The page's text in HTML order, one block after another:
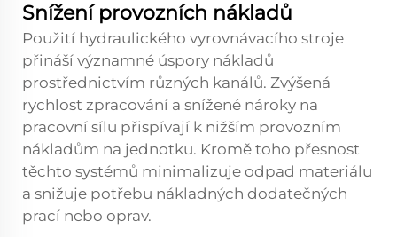
Snížení provozních nákladů
Použití hydraulického vyrovnávacího stroje
přináší významné úspory nákladů
prostřednictvím různých kanálů. Zvýšená
rychlost zpracování a snížené nároky na
pracovní sílu přispívají k nižším provozním
nákladům na jednotku. Kromě toho přesnost
těchto systémů minimalizuje odpad materiálu
a snižuje potřebu nákladných dodatečných
prací nebo oprav.